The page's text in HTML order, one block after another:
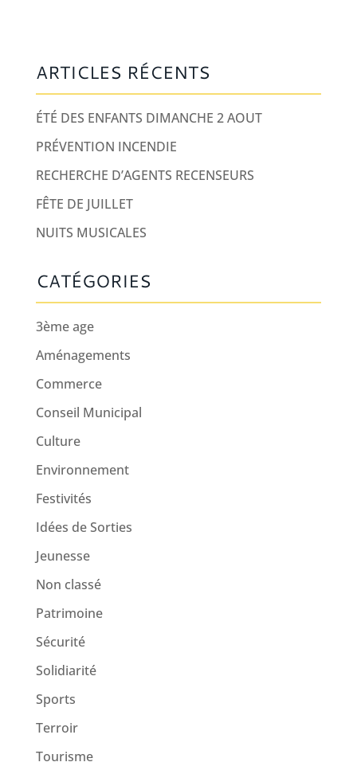
ARTICLES RÉCENTS
ÉTÉ DES ENFANTS DIMANCHE 2 AOUT
PRÉVENTION INCENDIE
RECHERCHE D’AGENTS RECENSEURS
FÊTE DE JUILLET
NUITS MUSICALES
CATÉGORIES
3ème age
Aménagements
Commerce
Conseil Municipal
Culture
Environnement
Festivités
Idées de Sorties
Jeunesse
Non classé
Patrimoine
Sécurité
Solidiarité
Sports
Terroir
Tourisme